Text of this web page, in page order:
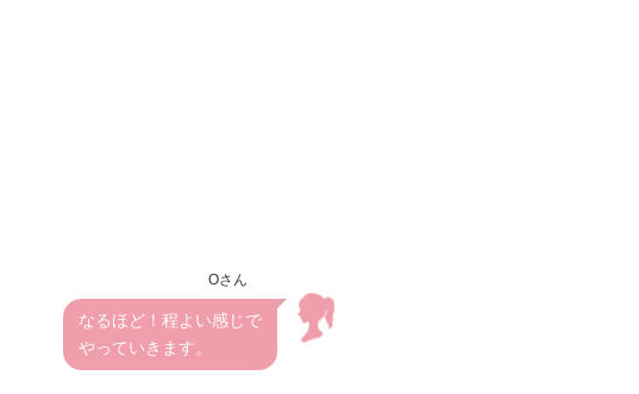
Oさん
なるほど！程よい感じで
やっていきます。